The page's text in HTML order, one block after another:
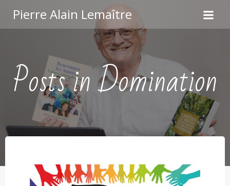
au
contenu
Pierre Alain Lemaître
Posts in Domination